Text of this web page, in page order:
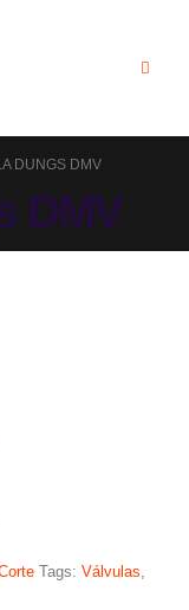
DUNGS DMV
DMV
Tags: Válvulas